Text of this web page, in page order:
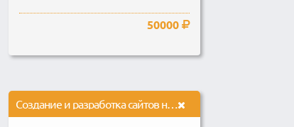
50000
Создание и разработка сайтов на основе cms Drupal